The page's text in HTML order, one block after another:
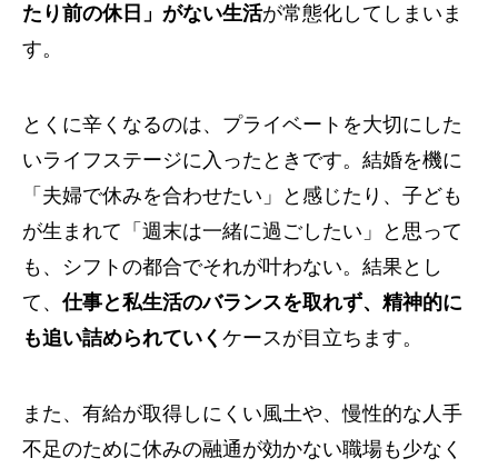
たり前の休日」がない生活が常態化してしまいま
す。
とくに辛くなるのは、プライベートを大切にした
いライフステージに入ったときです。結婚を機に
「夫婦で休みを合わせたい」と感じたり、子ども
が生まれて「週末は一緒に過ごしたい」と思って
も、シフトの都合でそれが叶わない。結果とし
て、仕事と私生活のバランスを取れず、精神的に
も追い詰められていく ケースが目立ちます。
また、有給が取得しにくい風土や、慢性的な人手
不足のために休みの融通が効かない職場も少なく